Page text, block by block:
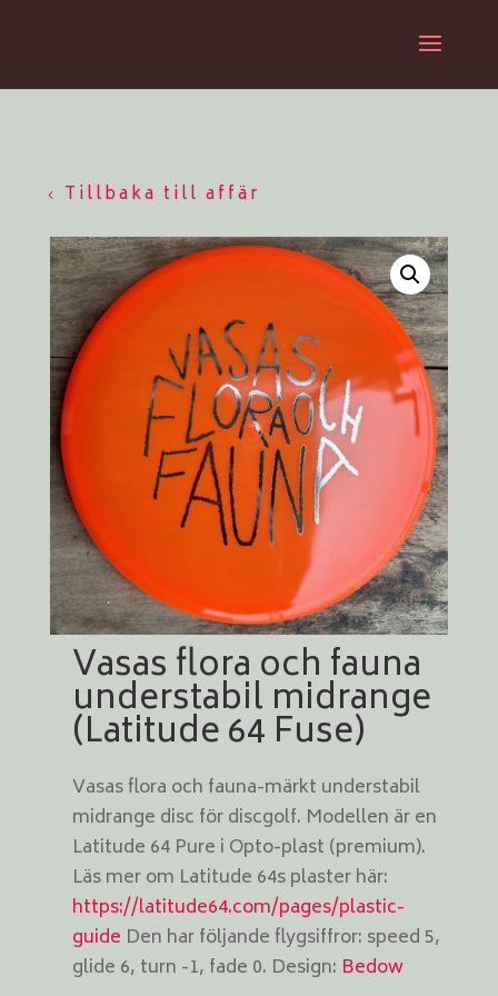
Tillbaka till affär
Vasas flora och fauna
understabil midrange
(Latitude 64 Fuse)
Vasas flora och fauna-märkt understabil
midrange disc för discgolf. Modellen är en
Latitude 64 Pure i Opto-plast (premium).
Läs mer om Latitude 64s plaster här:
https://latitude64.com/pages/plastic-
guide Den har följande flygsiffror: speed 5,
glide 6, turn -1, fade 0. Design: Bedow